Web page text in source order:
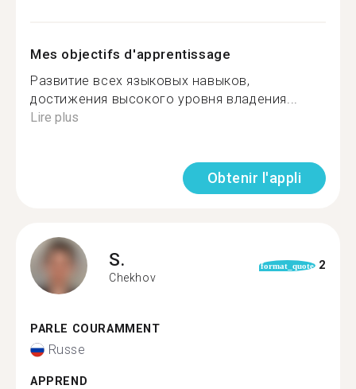
Mes objectifs d'apprentissage
Развитие всех языковых навыков,
достижения высокого уровня владения...
Lire plus
Obtenir l'appli
S.
Chekhov
format_quote 2
PARLE COURAMMENT
Russe
APPREND